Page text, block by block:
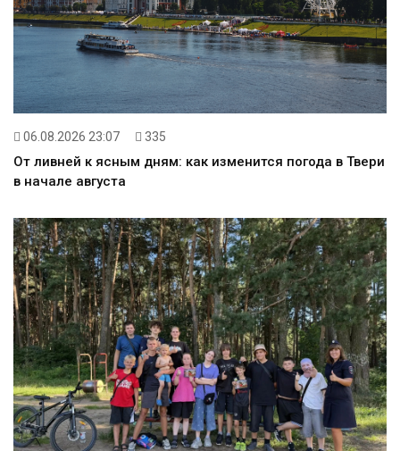
06.08.2026 23:07 335
От ливней к ясным дням: как изменится погода в Твери
в начале августа